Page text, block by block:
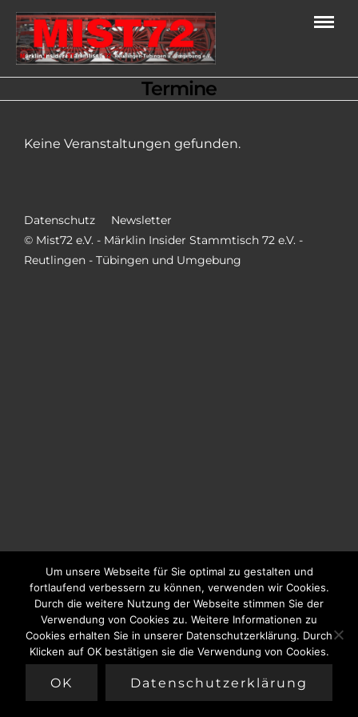
Termine
Keine Veranstaltungen gefunden.
Datenschutz
Newsletter
© Mist72 e.V. - Märklin Insider Stammtisch 72 e.V. -
Reutlingen - Tübingen und Umgebung
Um unsere Webseite für Sie optimal zu gestalten und
fortlaufend verbessern zu können, verwenden wir Cookies.
Durch die weitere Nutzung der Webseite stimmen Sie der
Verwendung von Cookies zu. Weitere Informationen zu
Cookies erhalten Sie in unserer Datenschutzerklärung. Durch
Klicken auf OK bestätigen sie die Verwendung von Cookies.
OK Datenschutzerklärung